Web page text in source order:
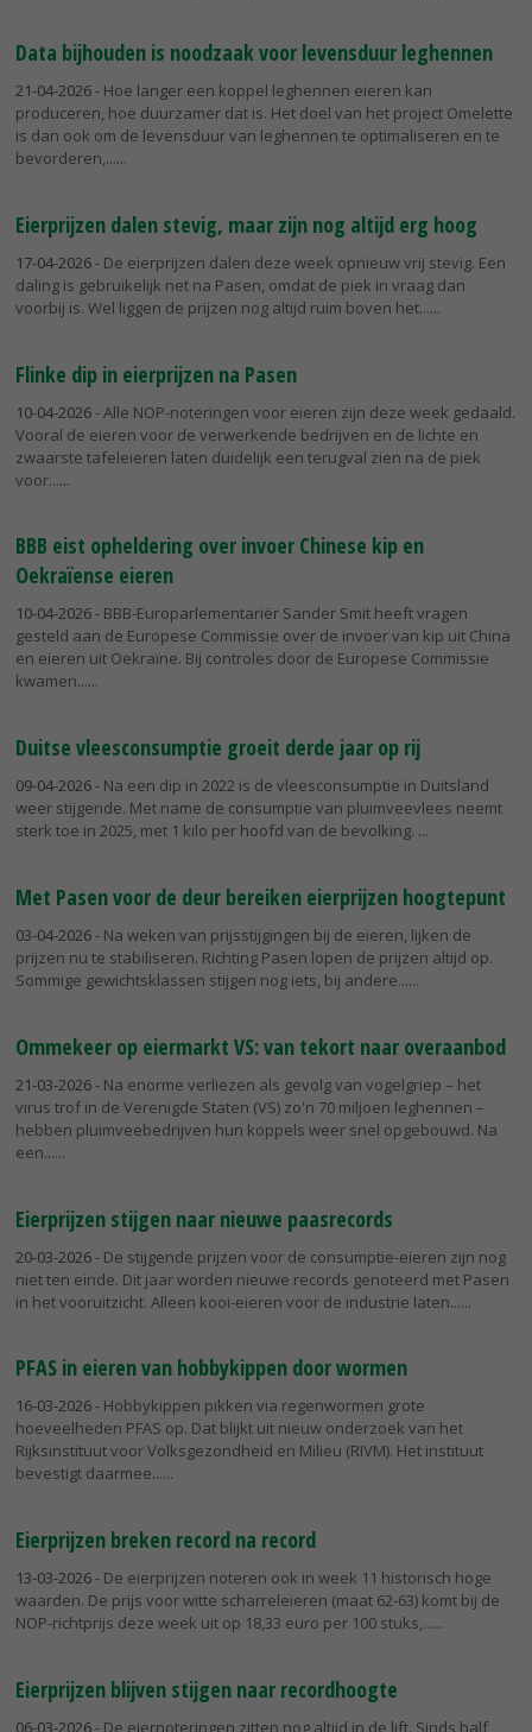
Data bijhouden is noodzaak voor levensduur leghennen
21-04-2026- Hoe langer een koppel leghennen eieren kan
produceren, hoe duurzamer dat is. Het doel van het project Omelette
is dan ook om de levensduur van leghennen te optimaliseren en te
bevorderen,...
Eierprijzen dalen stevig, maar zijn nog altijd erg hoog
17-04-2026- De eierprijzen dalen deze week opnieuw vrij stevig. Een
daling is gebruikelijk net na Pasen, omdat de piek in vraag dan
voorbij is. Wel liggen de prijzen nog altijd ruim boven het...
Flinke dip in eierprijzen na Pasen
10-04-2026- Alle NOP-noteringen voor eieren zijn deze week gedaald.
Vooral de eieren voor de verwerkende bedrijven en de lichte en
zwaarste tafeleieren laten duidelijk een terugval zien na de piek
voor...
BBB eist opheldering over invoer Chinese kip en
Oekraïense eieren
10-04-2026- BBB-Europarlementariër Sander Smit heeft vragen
gesteld aan de Europese Commissie over de invoer van kip uit China
en eieren uit Oekraïne. Bij controles door de Europese Commissie
kwamen...
Duitse vleesconsumptie groeit derde jaar op rij
09-04-2026- Na een dip in 2022 is de vleesconsumptie in Duitsland
weer stijgende. Met name de consumptie van pluimveevlees neemt
sterk toe in 2025, met 1 kilo per hoofd van de bevolking.
Met Pasen voor de deur bereiken eierprijzen hoogtepunt
03-04-2026- Na weken van prijsstijgingen bij de eieren, lijken de
prijzen nu te stabiliseren. Richting Pasen lopen de prijzen altijd op.
Sommige gewichtsklassen stijgen nog iets, bij andere...
Ommekeer op eiermarkt VS: van tekort naar overaanbod
21-03-2026- Na enorme verliezen als gevolg van vogelgriep – het
virus trof in de Verenigde Staten (VS) zo'n 70 miljoen leghennen –
hebben pluimveebedrijven hun koppels weer snel opgebouwd. Na
een...
Eierprijzen stijgen naar nieuwe paasrecords
20-03-2026- De stijgende prijzen voor de consumptie-eieren zijn nog
niet ten einde. Dit jaar worden nieuwe records genoteerd met Pasen
in het vooruitzicht. Alleen kooi-eieren voor de industrie laten...
PFAS in eieren van hobbykippen door wormen
16-03-2026- Hobbykippen pikken via regenwormen grote
hoeveelheden PFAS op. Dat blijkt uit nieuw onderzoek van het
Rijksinstituut voor Volksgezondheid en Milieu (RIVM). Het instituut
bevestigt daarmee...
Eierprijzen breken record na record
13-03-2026- De eierprijzen noteren ook in week 11 historisch hoge
waarden. De prijs voor witte scharreleieren (maat 62-63) komt bij de
NOP-richtprijs deze week uit op 18,33 euro per 100 stuks,...
Eierprijzen blijven stijgen naar recordhoogte
06-03-2026- De eiernoteringen zitten nog altijd in de lift. Sinds half